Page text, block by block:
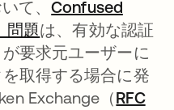
て、Confused
問題は、有効な認証
要求元ユーザーに
取得する場合に発
Exchange（RFC